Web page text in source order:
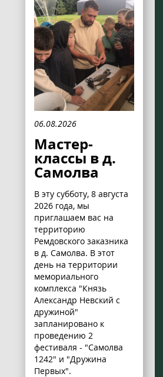
06.08.2026
Мастер-
классы в д.
Самолва
В эту субботу, 8 августа
2026 года, мы
приглашаем вас на
территорию
Ремдовского заказника
в д. Самолва. В этот
день на территории
мемориального
комплекса "Князь
Александр Невский с
дружиной"
запланировано к
проведению 2
фестиваля - "Самолва
1242" и "Дружина
Первых".